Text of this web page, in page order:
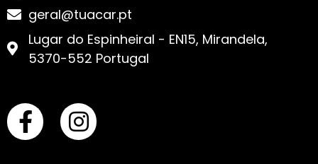
geral@tuacar.pt
Lugar do Espinheiral - EN15, Mirandela,
5370-552 Portugal